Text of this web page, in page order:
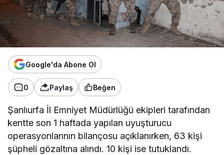
Google'da Abone Ol
0 Paylaş Beğen
Şanlıurfa İl Emniyet Müdürlüğü ekipleri tarafından
kentte son 1 haftada yapılan uyuşturucu
operasyonlarının bilançosu açıklanırken, 63 kişi
şüpheli gözaltına alındı. 10 kişi ise tutuklandı.